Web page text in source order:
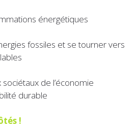
énergétiques
fossiles et se tourner vers
de l’économie
durable
!